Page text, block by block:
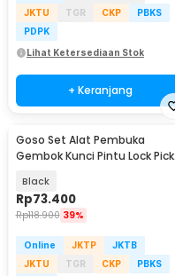
JKTU
TGR CKP
PBKS
PDPK
Lihat Ketersediaan Stok
+ Keranjang
Goso Set Alat Pembuka
Gembok Kunci Pintu Lock Pick
Black
Rp73.400
Rp118.900 39%
Online JKTP
JKTB
JKTU
TGR CKP
PBKS